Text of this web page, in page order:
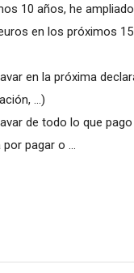
10 años, he
en los próximos
en la próxima
...)
de todo lo que
pagar o ...